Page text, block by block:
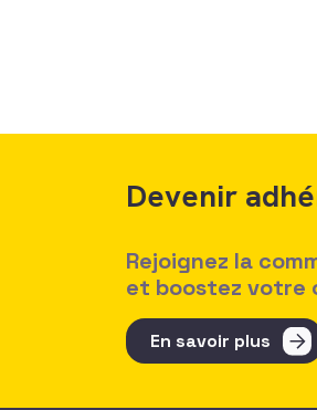
Devenir
Rejoignez la
et boostez votre
En savoir plus